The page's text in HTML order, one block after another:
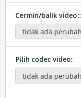
Cermin/balik video::
Pilih codec video: